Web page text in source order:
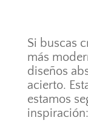
Si buscas
más
diseños
acierto.
estamos
inspiración: